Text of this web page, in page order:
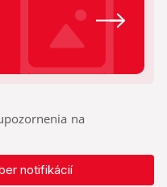
na
notifikácií